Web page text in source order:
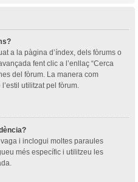
a la pàgina d’índex, dels fòrums o
fent clic a l’enllaç “Cerca
del fòrum. La manera com
utilitzat pel fòrum.
i inclogui moltes paraules
més específic i utilitzeu les